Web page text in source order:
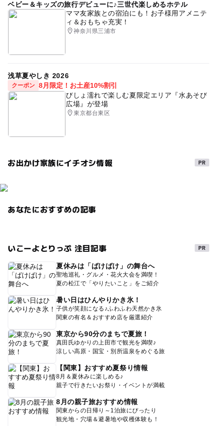
ベビー＆キッズの旅行デビューに♪三世代楽しめるホテル
ママ友家族との宿泊にも！お子様用アメニテ
ィ＆おもちゃ充実！
神奈川県三浦市
浅草夏やしき 2026
クーポン 8月限定！お土産10%割引
びしょ濡れで楽しむ夏限定エリア『水あそび
広場』が登場
東京都台東区
お出かけ家族にイチオシ情報
あなたにおすすめの記事
いこーよとりっぷ 注目記事
夏休みは「ばけばけ」の舞台へ
聖地巡礼・グルメ・花火大会を満喫！
夏の松江で「やりたいこと」をご紹介
暑い日はひんやりかき氷！
子供が笑顔になる♪ふわふわ天然かき氷
関東の有名＆おすすめ店を厳選紹介
東京から90分のまちで夏旅！
真田氏ゆかりの上田市で観光を満喫♪
涼しい高原・国宝・別所温泉をめぐる旅
【関東】おすすめ夏祭り情報
8月＆夏休みに楽しめる♪
親子で行きたいお祭り・イベントが満載
8月の親子旅おすすめ情報
関東からの日帰り～1泊旅にぴったり
観光地・穴場＆避暑地や収穫体験も！